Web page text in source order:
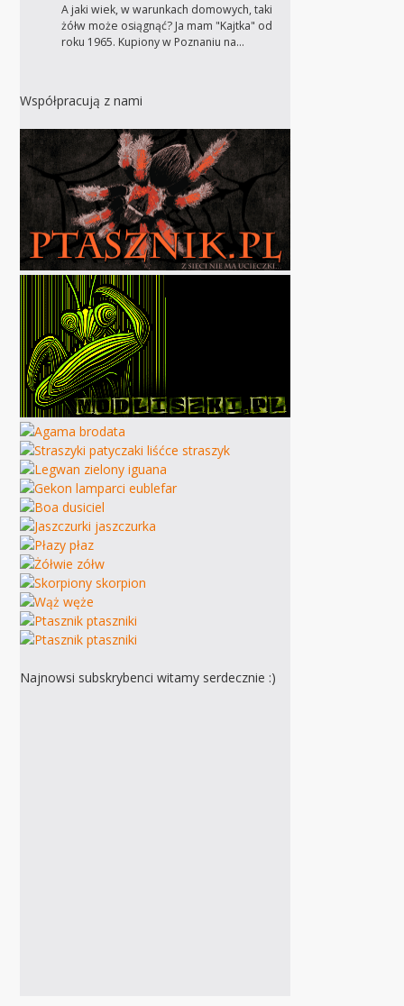
A jaki wiek, w warunkach domowych, taki
żółw może osiągnąć? Ja mam "Kajtka" od
roku 1965. Kupiony w Poznaniu na…
Współpracują z nami
Najnowsi subskrybenci witamy serdecznie :)